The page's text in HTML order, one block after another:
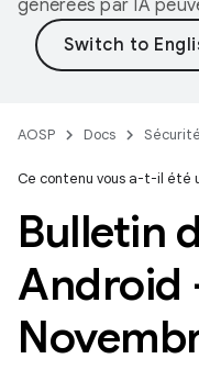
générées par IA
AOSP Docs Sécurité
Ce contenu vous a-t-il été
Bulletin
Android